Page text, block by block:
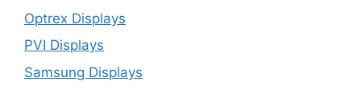
Optrex Displays
PVI Displays
Samsung Displays